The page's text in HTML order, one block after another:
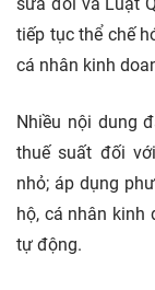
tiếp tục thể chế
cá nhân kinh
Nhiều nội dung
thuế suất đối
nhỏ; áp dụng
hộ, cá nhân kinh
tự động.